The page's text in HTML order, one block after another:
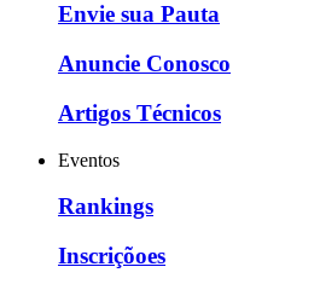
Envie sua Pauta
Anuncie Conosco
Artigos Técnicos
Eventos
Rankings
Inscriçõoes